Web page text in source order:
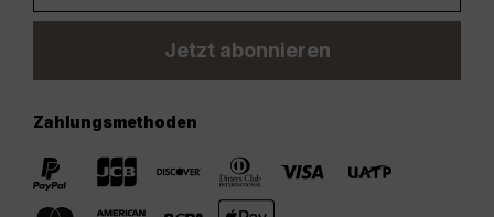
Jetzt abonnieren
Zahlungsmethoden